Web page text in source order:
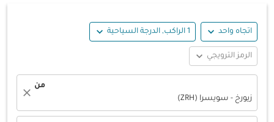
اتجاه واحد expand_more 1 الراكب, الدرجة السياحية expand_more
الرمز الترويجي expand_more
من
زيورخ - سويسرا (ZRH)
close